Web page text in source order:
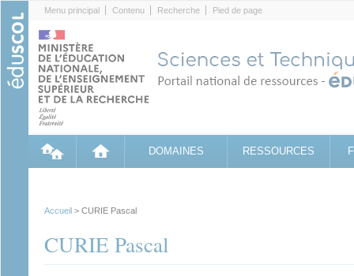
Menu principal Contenu Recherche Pied de page
DOMAINES RESSOURCES
Accueil > CURIE Pascal
CURIE Pascal